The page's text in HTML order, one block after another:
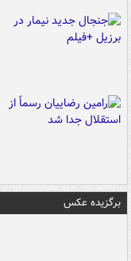
برگزیده عکس